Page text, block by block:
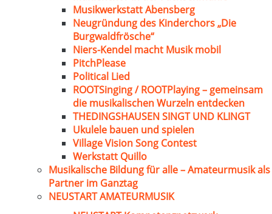
Musikwerkstatt Abensberg
Neugründung des Kinderchors „Die
Burgwaldfrösche“
Niers-Kendel macht Musik mobil
PitchPlease
Political Lied
ROOTSinging / ROOTPlaying – gemeinsam
die musikalischen Wurzeln entdecken
THEDINGSHAUSEN SINGT UND KLINGT
Ukulele bauen und spielen
Village Vision Song Contest
Werkstatt Quillo
Musikalische Bildung für alle – Amateurmusik als
Partner im Ganztag
NEUSTART AMATEURMUSIK